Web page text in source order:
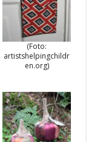
(Foto:
artistshelpingchildr
en.org)